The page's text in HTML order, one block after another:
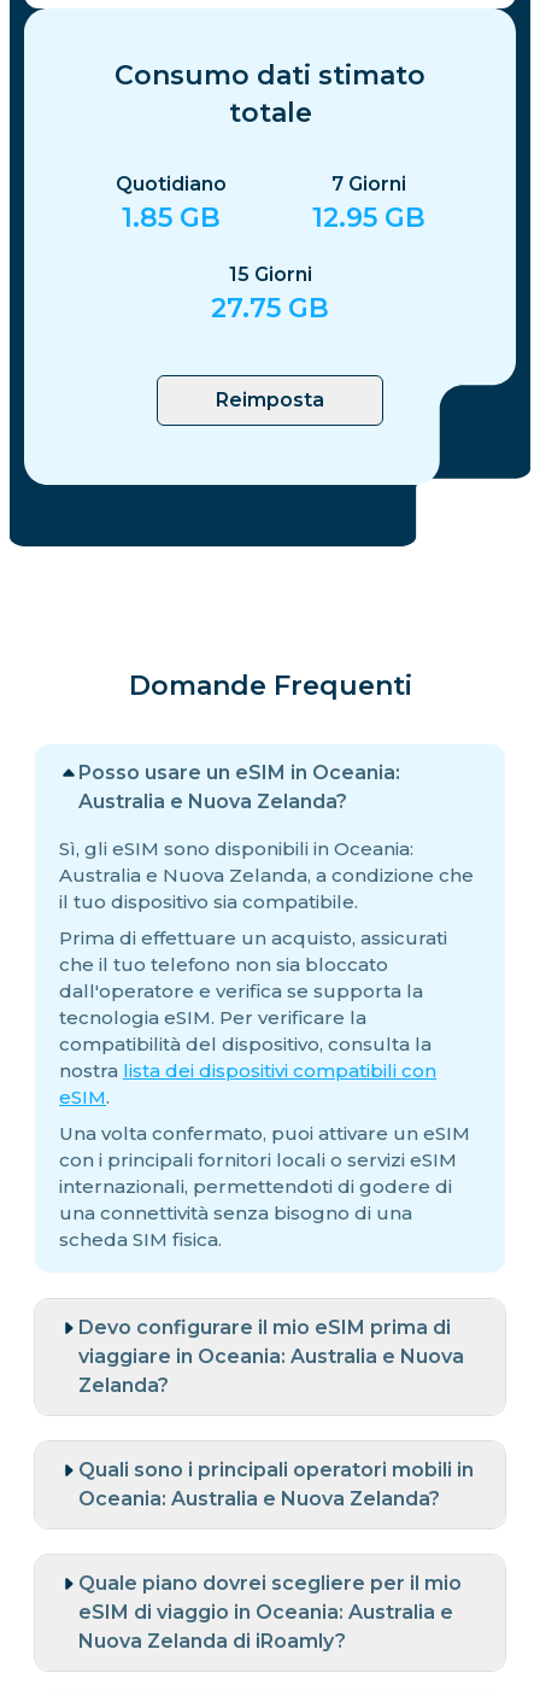
Consumo dati stimato
totale
Quotidiano
1.85 GB
7 Giorni
12.95 GB
15 Giorni
27.75 GB
Reimposta
Domande Frequenti
Posso usare un eSIM in Oceania:
Australia e Nuova Zelanda?
Sì, gli eSIM sono disponibili in Oceania:
Australia e Nuova Zelanda, a condizione che
il tuo dispositivo sia compatibile.
Prima di effettuare un acquisto, assicurati
che il tuo telefono non sia bloccato
dall'operatore e verifica se supporta la
tecnologia eSIM. Per verificare la
compatibilità del dispositivo, consulta la
nostra lista dei dispositivi compatibili con
eSIM.
Una volta confermato, puoi attivare un eSIM
con i principali fornitori locali o servizi eSIM
internazionali, permettendoti di godere di
una connettività senza bisogno di una
scheda SIM fisica.
Devo configurare il mio eSIM prima di
viaggiare in Oceania: Australia e Nuova
Zelanda?
Quali sono i principali operatori mobili in
Oceania: Australia e Nuova Zelanda?
Quale piano dovrei scegliere per il mio
eSIM di viaggio in Oceania: Australia e
Nuova Zelanda di iRoamly?